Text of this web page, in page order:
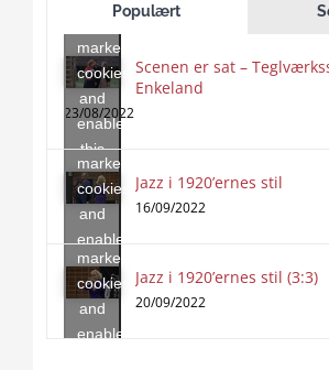
Populært
accept
marketing
cookies
and
enable
this
content
Scenen er sat –
Enkeland
23/08/2022
Click
to
marketing
cookies
and
enable
this
content
Jazz i 1920’ernes stil
16/09/2022
Click
to
accept
marketing
cookies
and
enable
Jazz i 1920’ernes stil (3:3)
20/09/2022